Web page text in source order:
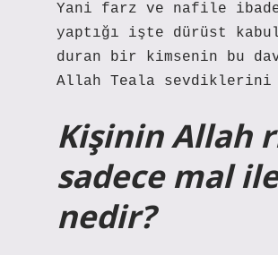
Yani farz ve nafile
yaptığı işte dürüst
duran bir kimsenin bu
Allah Teala sevdiklerini
Kişinin Allah
sadece mal
nedir?